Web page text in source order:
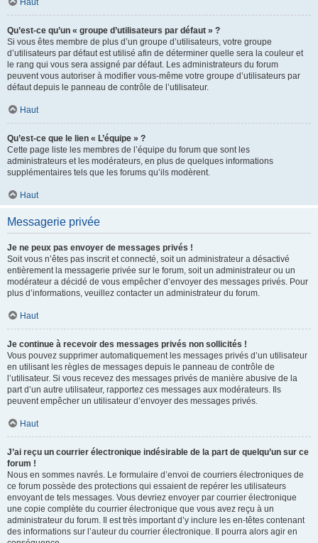
Haut
Qu’est-ce qu’un « groupe d’utilisateurs par défaut » ?
Si vous êtes membre de plus d’un groupe d’utilisateurs, votre groupe
d’utilisateurs par défaut est utilisé afin de déterminer quelle sera la couleur et
le rang qui vous sera assigné par défaut. Les administrateurs du forum
peuvent vous autoriser à modifier vous-même votre groupe d’utilisateurs par
défaut depuis le panneau de contrôle de l’utilisateur.
Haut
Qu’est-ce que le lien « L’équipe » ?
Cette page liste les membres de l’équipe du forum que sont les
administrateurs et les modérateurs, en plus de quelques informations
supplémentaires tels que les forums qu’ils modèrent.
Haut
Messagerie privée
Je ne peux pas envoyer de messages privés !
Soit vous n’êtes pas inscrit et connecté, soit un administrateur a désactivé
entièrement la messagerie privée sur le forum, soit un administrateur ou un
modérateur a décidé de vous empêcher d’envoyer des messages privés. Pour
plus d’informations, veuillez contacter un administrateur du forum.
Haut
Je continue à recevoir des messages privés non sollicités !
Vous pouvez supprimer automatiquement les messages privés d’un utilisateur
en utilisant les règles de messages depuis le panneau de contrôle de
l’utilisateur. Si vous recevez des messages privés de manière abusive de la
part d’un autre utilisateur, rapportez ces messages aux modérateurs. Ils
peuvent empêcher un utilisateur d’envoyer des messages privés.
Haut
J’ai reçu un courrier électronique indésirable de la part de quelqu’un sur ce
forum !
Nous en sommes navrés. Le formulaire d’envoi de courriers électroniques de
ce forum possède des protections qui essaient de repérer les utilisateurs
envoyant de tels messages. Vous devriez envoyer par courrier électronique
une copie complète du courrier électronique que vous avez reçu à un
administrateur du forum. Il est très important d’y inclure les en-têtes contenant
des informations sur l’auteur du courrier électronique. Il pourra alors agir en